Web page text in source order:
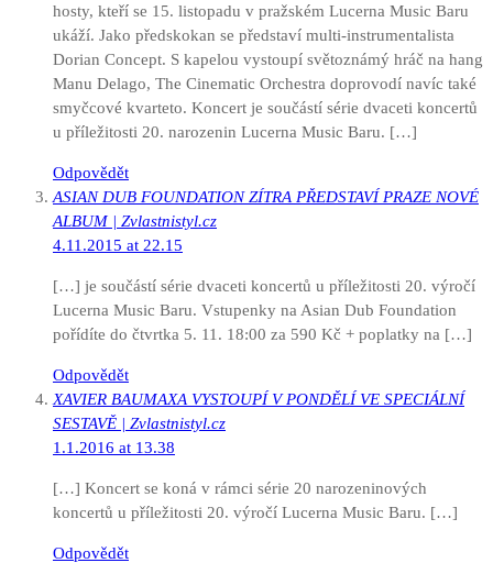
hosty, kteří se 15. listopadu v pražském Lucerna Music Baru
ukáží. Jako předskokan se představí multi-instrumentalista
Dorian Concept. S kapelou vystoupí světoznámý hráč na hang
Manu Delago, The Cinematic Orchestra doprovodí navíc také
smyčcové kvarteto. Koncert je součástí série dvaceti koncertů
u příležitosti 20. narozenin Lucerna Music Baru. […]
Odpovědět
ASIAN DUB FOUNDATION ZÍTRA PŘEDSTAVÍ PRAZE NOVÉ
ALBUM | Zvlastnistyl.cz
4.11.2015 at 22.15
[…] je součástí série dvaceti koncertů u příležitosti 20. výročí
Lucerna Music Baru. Vstupenky na Asian Dub Foundation
pořídíte do čtvrtka 5. 11. 18:00 za 590 Kč + poplatky na […]
Odpovědět
XAVIER BAUMAXA VYSTOUPÍ V PONDĚLÍ VE SPECIÁLNÍ
SESTAVĚ | Zvlastnistyl.cz
1.1.2016 at 13.38
[…] Koncert se koná v rámci série 20 narozeninových
koncertů u příležitosti 20. výročí Lucerna Music Baru. […]
Odpovědět